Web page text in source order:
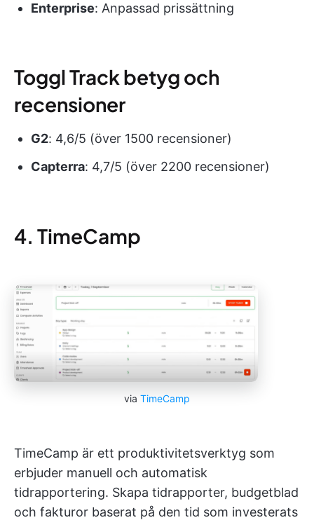
Enterprise: Anpassad prissättning
Toggl Track betyg och
recensioner
G2: 4,6/5 (över 1500 recensioner)
Capterra: 4,7/5 (över 2200 recensioner)
4. TimeCamp
via TimeCamp
TimeCamp är ett produktivitetsverktyg som
erbjuder manuell och automatisk
tidrapportering. Skapa tidrapporter, budgetblad
och fakturor baserat på den tid som investerats